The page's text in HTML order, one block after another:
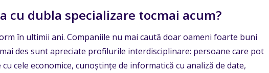
cu dubla specializare tocmai acum?
în ultimii ani. Companiile nu mai caută doar oameni foarte buni
des sunt apreciate profilurile interdisciplinare: persoane care pot
cele economice, cunoștințe de informatică cu analiză de date,